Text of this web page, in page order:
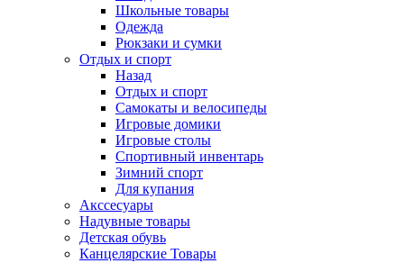
Школьные товары
Одежда
Рюкзаки и сумки
Отдых и спорт
Назад
Отдых и спорт
Самокаты и велосипеды
Игровые домики
Игровые столы
Спортивный инвентарь
Зимний спорт
Для купания
Акссесуары
Надувные товары
Детская обувь
Канцелярские Товары